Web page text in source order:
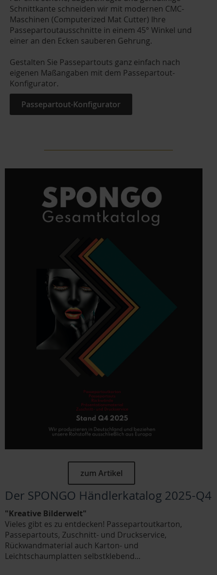
Schnittkante schneiden wir mit modernen CMC-
Maschinen (Computerized Mat Cutter) Ihre
Passepartoutausschnitte in einem 45° Winkel und
einer an den Ecken sauberen Gehrung.
Gestalten Sie Passepartouts ganz einfach nach
eigenen Maßangaben mit dem Passepartout-
Konfigurator.
Passepartout-Konfigurator
zum Artikel
Der SPONGO Händlerkatalog 2025-Q4
"Kreative Bilderwelt"
Vieles gibt es zu entdecken! Passepartoutkarton,
Passepartouts, Zuschnitt- und Druckservice,
Rückwandmaterial auch Karton- und
Leichtschaumplatten selbstklebend...